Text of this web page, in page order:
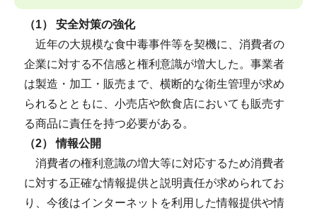
（1） 安全対策の強化
近年の大規模な食中毒事件等を契機に、消費者の
企業に対する不信感と権利意識が増大した。事業者
は製造・加工・販売まで、横断的な衛生管理が求め
られるとともに、小売店や飲食店においても販売す
る商品に責任を持つ必要がある。
（2） 情報公開
消費者の権利意識の増大等に対応するため消費者
に対する正確な情報提供と説明責任が求められてお
り、今後はインターネットを利用した情報提供や情